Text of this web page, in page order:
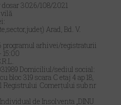
3026/108/2021
Arad, Bd. V.
programul arhivei/registraturii
Domiciliul/sediul social:
bloc 319 scara C etaj 4 ap 18,
Registrului Comerţului sub nr
de Insolventa „DINU